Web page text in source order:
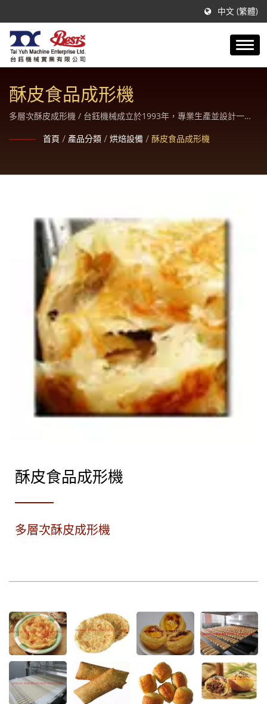
中文 (繁體)
酥皮食品成形機
多層次酥皮成形機 / 台鈺機械成立於1993年，專業生產並設計一系
首頁 / 產品分類 / 烘焙設備 / 酥皮食品成形機
酥皮食品成形機
多層次酥皮成形機